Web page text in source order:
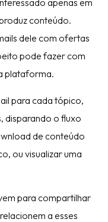
apenas em
conteúdo.
dele com ofertas
pode fazer com
plataforma.
para cada tópico,
disparando o fluxo
de conteúdo
ou visualizar uma
para compartilhar
a esses